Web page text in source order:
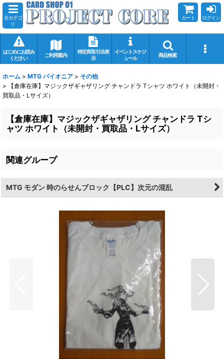
全カテゴ
リ
カート ログイン
はじめにお読み
ください
ご利用案内
特定商取引法表
示
イベントスケジ
ュール
商品検索
ホーム > MTG パイオニア > その他
>
【倉庫在庫】マジックザギャザリング チャンドラ Tシャツ ホワイト（未開封・
買取品・Lサイズ）
【倉庫在庫】マジックザギャザリング チャンドラ Tシ
ャツ ホワイト（未開封・買取品・Lサイズ）
関連グループ
MTG モダン 時のらせんブロック【PLC】次元の混乱